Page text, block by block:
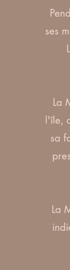
ses
La
l'île,
sa
La